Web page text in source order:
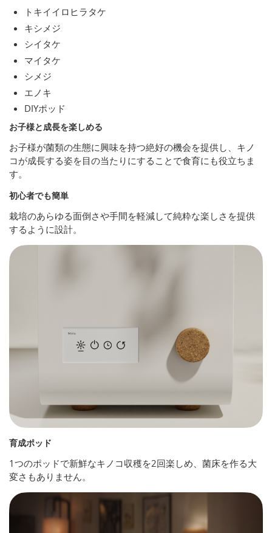
トキイイロヒラタケ
キシメジ
シイタケ
マイタケ
シメジ
エノキ
DIYポッド
お子様と成長を楽しめる
お子様が菌類の生態に興味を持つ絶好の機会を提供し、キノ
コが成長する姿を目の当たりにすることで食育にも役立ちま
す。
初心者でも簡単
栽培のあらゆる面倒さや手間を軽減して純粋な楽しさを提供
するように設計。
育成ポッド
1つのポッドで新鮮なキノコ収穫を2回楽しめ、菌床を作る大
変さもありません。